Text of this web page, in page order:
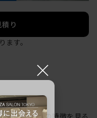
り
ます。
×